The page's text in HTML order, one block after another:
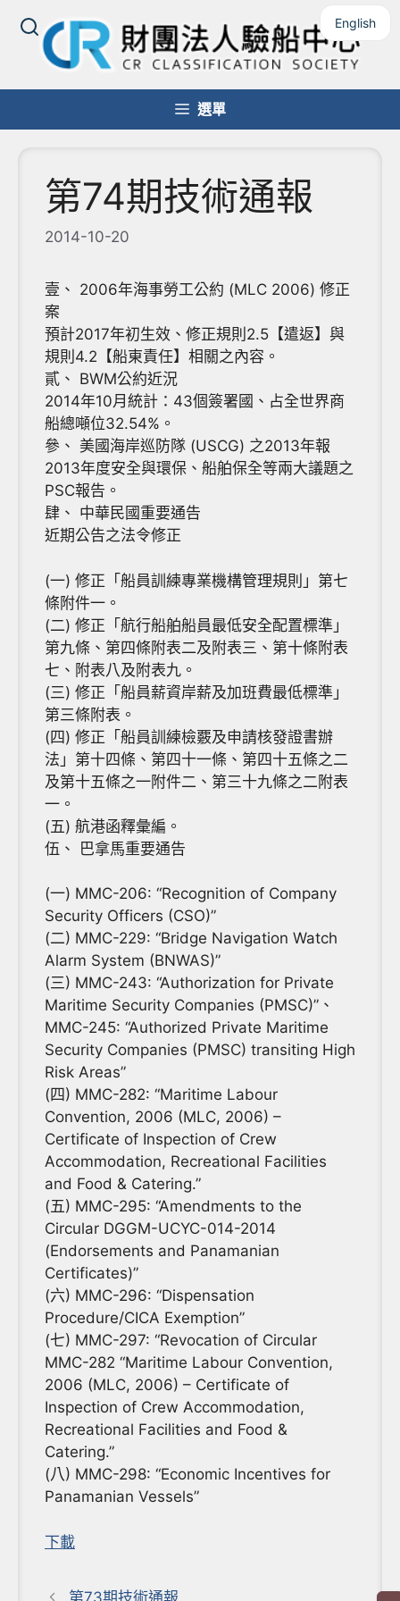
容
English
選單
第74期技術通報
2014-10-20
壹、 2006年海事勞工公約 (MLC 2006) 修正
案
預計2017年初生效、修正規則2.5【遣返】與
規則4.2【船東責任】相關之內容。
貳、 BWM公約近況
2014年10月統計：43個簽署國、占全世界商
船總噸位32.54%。
參、 美國海岸巡防隊 (USCG) 之2013年報
2013年度安全與環保、船舶保全等兩大議題之
PSC報告。
肆、 中華民國重要通告
近期公告之法令修正
(一) 修正「船員訓練專業機構管理規則」第七
條附件一。
(二) 修正「航行船舶船員最低安全配置標準」
第九條、第四條附表二及附表三、第十條附表
七、附表八及附表九。
(三) 修正「船員薪資岸薪及加班費最低標準」
第三條附表。
(四) 修正「船員訓練檢覈及申請核發證書辦
法」第十四條、第四十一條、第四十五條之二
及第十五條之一附件二、第三十九條之二附表
一。
(五) 航港函釋彙編。
伍、 巴拿馬重要通告
(一) MMC-206: “Recognition of Company
Security Officers (CSO)”
(二) MMC-229: “Bridge Navigation Watch
Alarm System (BNWAS)”
(三) MMC-243: “Authorization for Private
Maritime Security Companies (PMSC)”、
MMC-245: “Authorized Private Maritime
Security Companies (PMSC) transiting High
Risk Areas”
(四) MMC-282: “Maritime Labour
Convention, 2006 (MLC, 2006) –
Certificate of Inspection of Crew
Accommodation, Recreational Facilities
and Food & Catering.”
(五) MMC-295: “Amendments to the
Circular DGGM-UCYC-014-2014
(Endorsements and Panamanian
Certificates)”
(六) MMC-296: “Dispensation
Procedure/CICA Exemption”
(七) MMC-297: “Revocation of Circular
MMC-282 “Maritime Labour Convention,
2006 (MLC, 2006) – Certificate of
Inspection of Crew Accommodation,
Recreational Facilities and Food &
Catering.”
(八) MMC-298: “Economic Incentives for
Panamanian Vessels”
下載
第73期技術通報